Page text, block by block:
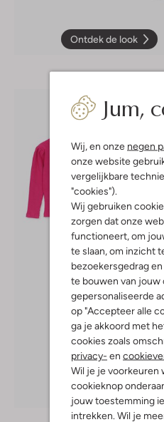
Jum,
Wij, en onze negen
onze website
vergelijkbare
"cookies").
Wij gebruiken
zorgen dat onze
functioneert, om
te slaan, om inzicht
bezoekersgedrag
te bouwen van jouw
gepersonaliseerde
op "Accepteer alle
ga je akkoord met
cookies zoals
privacy- en
Wil je je voorkeuren
cookieknop
jouw toestemming
intrekken. Wil je
Ontdek de look
Ontdek de look